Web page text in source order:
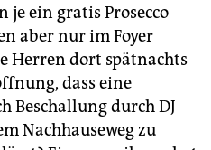
je ein gratis Prosecco
aber nur im Foyer
Herren dort spätnachts
dass eine
Beschallung durch DJ
Nachhauseweg zu